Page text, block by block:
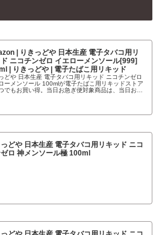
| りきっどや 日本生産 電子タバコ用リ
ニコチンゼロ イエローメンソール[999]
| りきっどや | 電子たばこ用リキッド
どや 日本生産 電子タバコ用リキッド ニコチンゼロ
ーメンソール 100mlが電子たばこ用リキッドストア
でもお買い得。当日お急ぎ便対象商品は、当日お届
っどや 日本生産 電子タバコ用リキッド ニコ
ロ 神メンソール極 100ml